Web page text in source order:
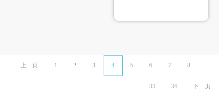
上一页 1 2 3 4 5 6 7 8 ...
33 34 下一页